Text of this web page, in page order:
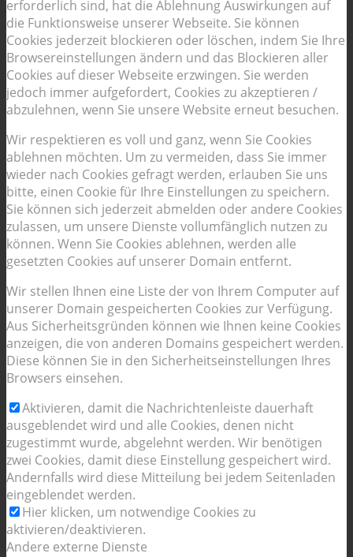
erforderlich sind, hat die Ablehnung Auswirkungen auf
die Funktionsweise unserer Webseite. Sie können
Cookies jederzeit blockieren oder löschen, indem Sie Ihre
Browsereinstellungen ändern und das Blockieren aller
Cookies auf dieser Webseite erzwingen. Sie werden
jedoch immer aufgefordert, Cookies zu akzeptieren /
abzulehnen, wenn Sie unsere Website erneut besuchen.
Wir respektieren es voll und ganz, wenn Sie Cookies
ablehnen möchten. Um zu vermeiden, dass Sie immer
wieder nach Cookies gefragt werden, erlauben Sie uns
bitte, einen Cookie für Ihre Einstellungen zu speichern.
Sie können sich jederzeit abmelden oder andere Cookies
zulassen, um unsere Dienste vollumfänglich nutzen zu
können. Wenn Sie Cookies ablehnen, werden alle
gesetzten Cookies auf unserer Domain entfernt.
Wir stellen Ihnen eine Liste der von Ihrem Computer auf
unserer Domain gespeicherten Cookies zur Verfügung.
Aus Sicherheitsgründen können wie Ihnen keine Cookies
anzeigen, die von anderen Domains gespeichert werden.
Diese können Sie in den Sicherheitseinstellungen Ihres
Browsers einsehen.
Aktivieren, damit die Nachrichtenleiste dauerhaft
ausgeblendet wird und alle Cookies, denen nicht
zugestimmt wurde, abgelehnt werden. Wir benötigen
zwei Cookies, damit diese Einstellung gespeichert wird.
Andernfalls wird diese Mitteilung bei jedem Seitenladen
eingeblendet werden.
Hier klicken, um notwendige Cookies zu
aktivieren/deaktivieren.
Andere externe Dienste